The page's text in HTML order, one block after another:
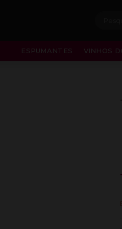
ESPUMANTES VINHOS